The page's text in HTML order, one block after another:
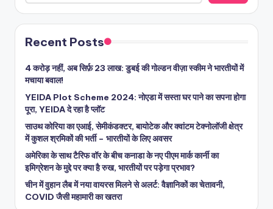
Recent Posts
4 करोड़ नहीं, अब सिर्फ़ 23 लाख: डुबई की गोल्डन वीज़ा स्कीम ने भारतीयों में
मचाया बवाल!
YEIDA Plot Scheme 2024: नोएडा में सस्ता घर पाने का सपना होगा
पूरा, YEIDA दे रहा है प्लॉट
साउथ कोरिया का एआई, सेमीकंडक्टर, बायोटेक और क्वांटम टेक्नोलॉजी क्षेत्र
में कुशल श्रमिकों की भर्ती – भारतीयों के लिए अवसर
अमेरिका के साथ टैरिफ वॉर के बीच कनाडा के नए पीएम मार्क कार्नी का
इमिग्रेशन के मुद्दे पर क्या है रुख, भारतीयों पर पड़ेगा प्रभाव?
चीन में वुहान लैब में नया वायरस मिलने से अलर्ट: वैज्ञानिकों का चेतावनी,
COVID जैसी महामारी का खतरा